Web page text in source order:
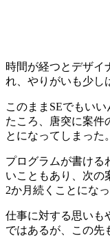
時間が経つとデザイ
れ、 やりがいも少し
このままSEでもい
たころ、唐突に案件
とになってしまった。
プログラムが書ける
いこともあり、次の
2か月続くことになっ
仕事に対する思いも
ではあるが、この先